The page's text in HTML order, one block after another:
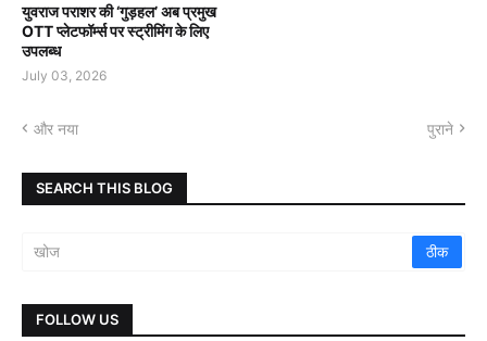
युवराज पराशर की ‘गुड़हल’ अब प्रमुख
OTT प्लेटफॉर्म्स पर स्ट्रीमिंग के लिए
उपलब्ध
July 03, 2026
और नया पुराने
SEARCH THIS BLOG
FOLLOW US